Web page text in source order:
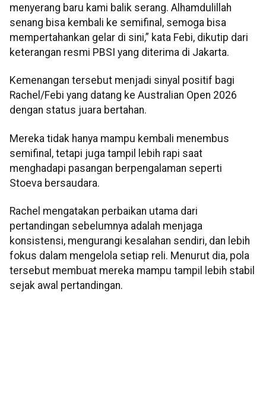
menyerang baru kami balik serang. Alhamdulillah
senang bisa kembali ke semifinal, semoga bisa
mempertahankan gelar di sini,” kata Febi, dikutip dari
keterangan resmi PBSI yang diterima di Jakarta.
Kemenangan tersebut menjadi sinyal positif bagi
Rachel/Febi yang datang ke Australian Open 2026
dengan status juara bertahan.
Mereka tidak hanya mampu kembali menembus
semifinal, tetapi juga tampil lebih rapi saat
menghadapi pasangan berpengalaman seperti
Stoeva bersaudara.
Rachel mengatakan perbaikan utama dari
pertandingan sebelumnya adalah menjaga
konsistensi, mengurangi kesalahan sendiri, dan lebih
fokus dalam mengelola setiap reli. Menurut dia, pola
tersebut membuat mereka mampu tampil lebih stabil
sejak awal pertandingan.